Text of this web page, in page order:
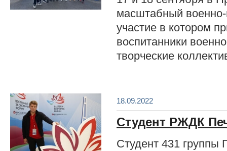
масштабный
участие в котором
воспитанники
творческие
18.09.2022
Студент РЖДК
Студент 431 группы